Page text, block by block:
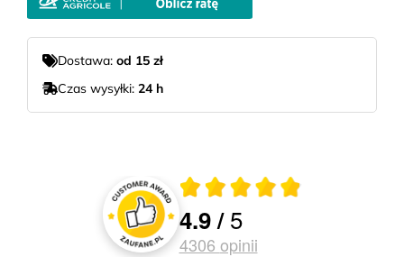
Dostawa: od 15 zł
Czas wysyłki: 24 h
Oceny i recenzje klientów
Średnia ocena 4.9 z 5
4.9/5
4306 opinii